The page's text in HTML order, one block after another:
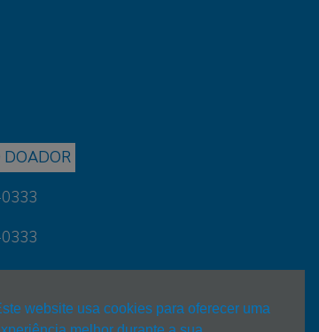
DOADOR
website usa cookies para oferecer uma